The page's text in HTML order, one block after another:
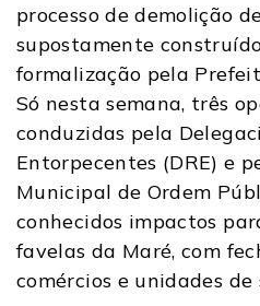
processo de demolição
supostamente
formalização pela
Só nesta semana, três
conduzidas pela
Entorpecentes (DRE) e
Municipal de Ordem
conhecidos impactos
favelas da Maré, com
comércios e unidades de